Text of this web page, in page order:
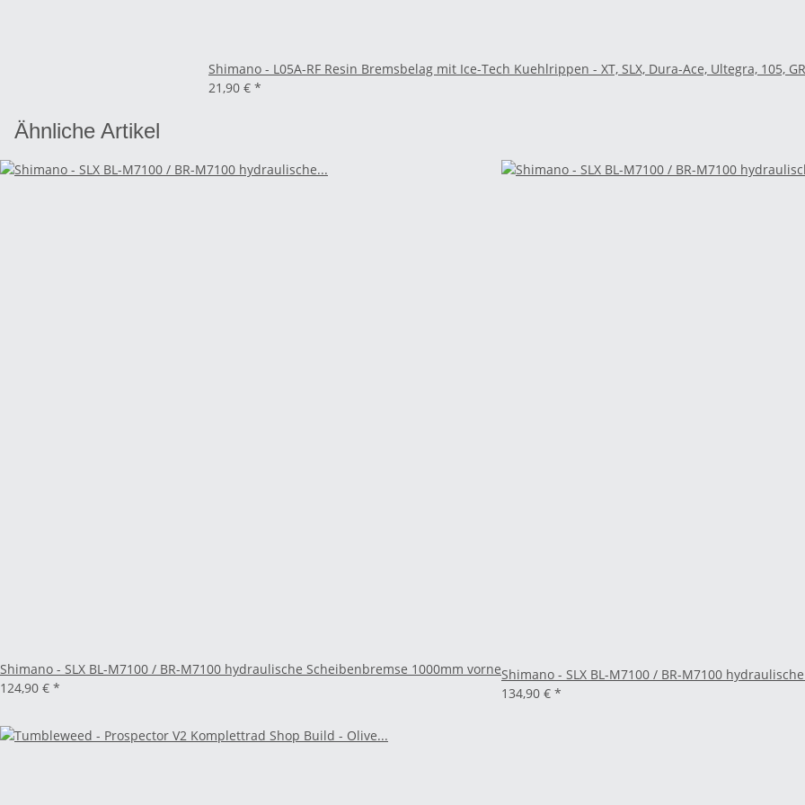
Shimano - L05A-RF Resin Bremsbelag mit Ice-Tech Kuehlrippen - XT, SLX, Dura-Ace, Ultegra, 105,
21,90 € *
Ähnliche Artikel
Shimano - SLX BL-M7100 / BR-M7100 hydraulische Scheibenbremse 1000mm vorne
124,90 € *
Shimano - SLX BL-M7100 / BR-M7100
134,90 € *